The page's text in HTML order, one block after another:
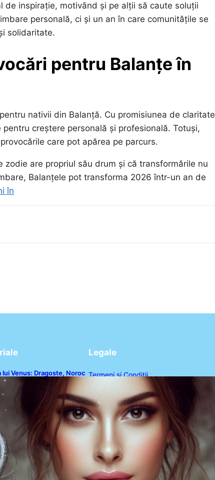
de inspirație, motivând și pe alții să caute soluții
personală, ci și un an în care comunitățile se
solidaritate.
pentru Balanțe în
nativii din Balanță. Cu promisiunea de claritate
creștere personală și profesională. Totuși,
care pot apărea pe parcurs.
are propriul său drum și că transformările nu
Balanțele pot transforma 2026 într-un an de
în
lui Venus: Dragoste, Noroc
pentru Tauri și Balanțe
8-9 August
Legale
Termeni și Condiții
Politica de Confidențialitate
Politica de Cookies
Disclaimer
Contact